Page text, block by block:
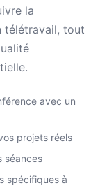
la
télétravail, tout
avec un
projets réels
séances
spécifiques à